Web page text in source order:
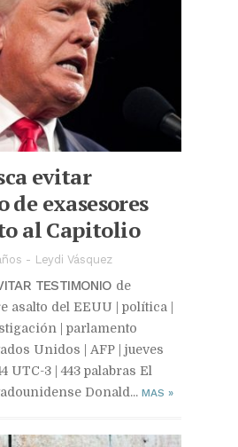
evitar
exasesores
al Capitolio
- Leydi Vásquez
TESTIMONIO de
asalto del EEUU | política |
| parlamento
Unidos | AFP | jueves
UTC-3 | 443 palabras El
Donald... MAS »